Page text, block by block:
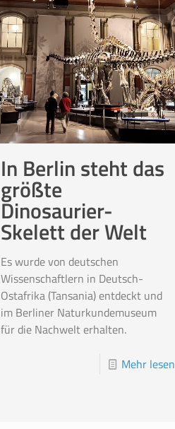
In Berlin steht das
größte
Dinosaurier-
Skelett der Welt
Es wurde von deutschen
Wissenschaftlern in Deutsch-
Ostafrika (Tansania) entdeckt und
im Berliner Naturkundemuseum
für die Nachwelt erhalten.
Mehr lesen